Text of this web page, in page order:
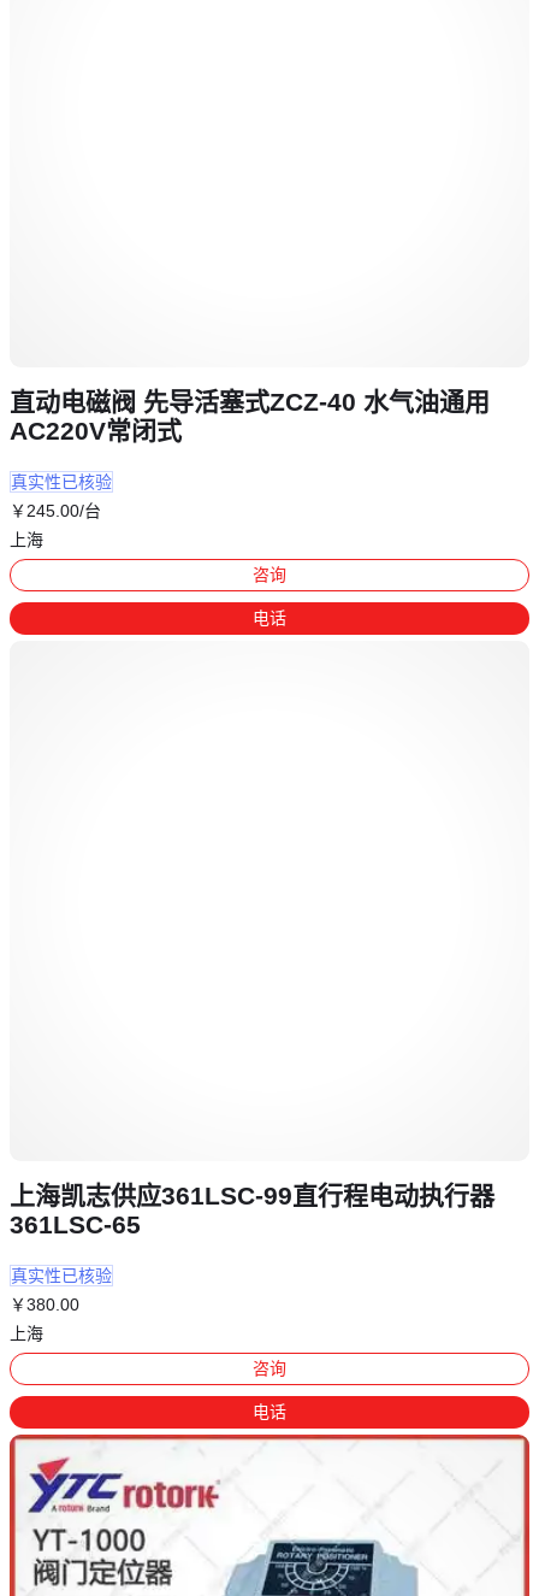
直动电磁阀 先导活塞式ZCZ-40 水气油通用
AC220V常闭式
真实性已核验
￥ 245 .00/台
上海
咨询
电话
上海凯志供应361LSC-99直行程电动执行器
361LSC-65
真实性已核验
￥380 .00
上海
咨询
电话